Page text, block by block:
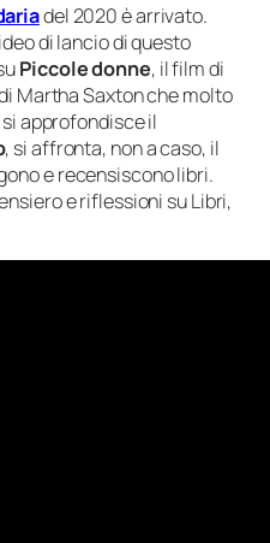
del 2020 è arrivato.
di lancio di questo
Piccole donne, il film di
Martha Saxton che molto
approfondisce il
, si affronta, non a caso, il
e recensiscono libri.
e riflessioni su Libri,